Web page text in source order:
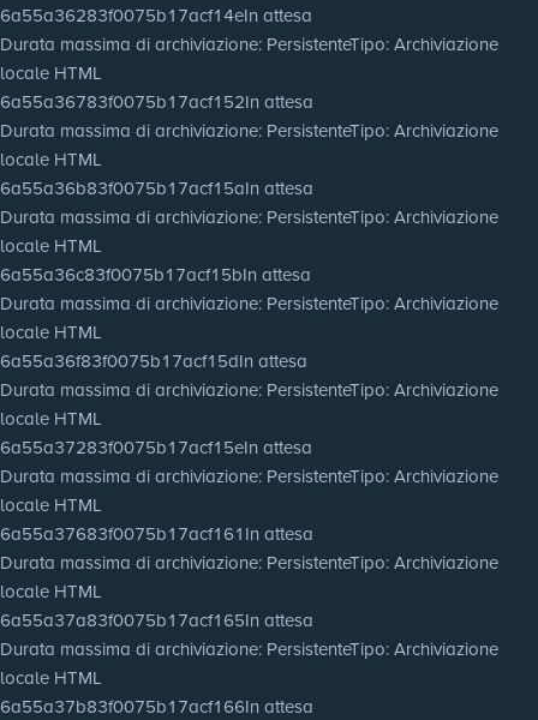
6a55a36283f0075b17acf14eIn attesa
Durata massima di archiviazione: PersistenteTipo: Archiviazione
locale HTML
6a55a36783f0075b17acf152In attesa
Durata massima di archiviazione: PersistenteTipo: Archiviazione
locale HTML
6a55a36b83f0075b17acf15aIn attesa
Durata massima di archiviazione: PersistenteTipo: Archiviazione
locale HTML
6a55a36c83f0075b17acf15bIn attesa
Durata massima di archiviazione: PersistenteTipo: Archiviazione
locale HTML
6a55a36f83f0075b17acf15dIn attesa
Durata massima di archiviazione: PersistenteTipo: Archiviazione
locale HTML
6a55a37283f0075b17acf15eIn attesa
Durata massima di archiviazione: PersistenteTipo: Archiviazione
locale HTML
6a55a37683f0075b17acf161In attesa
Durata massima di archiviazione: PersistenteTipo: Archiviazione
locale HTML
6a55a37a83f0075b17acf165In attesa
Durata massima di archiviazione: PersistenteTipo: Archiviazione
locale HTML
6a55a37b83f0075b17acf166In attesa